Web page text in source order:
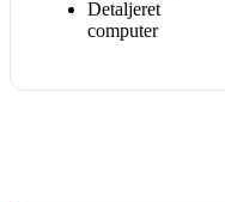
Detaljeret
computer